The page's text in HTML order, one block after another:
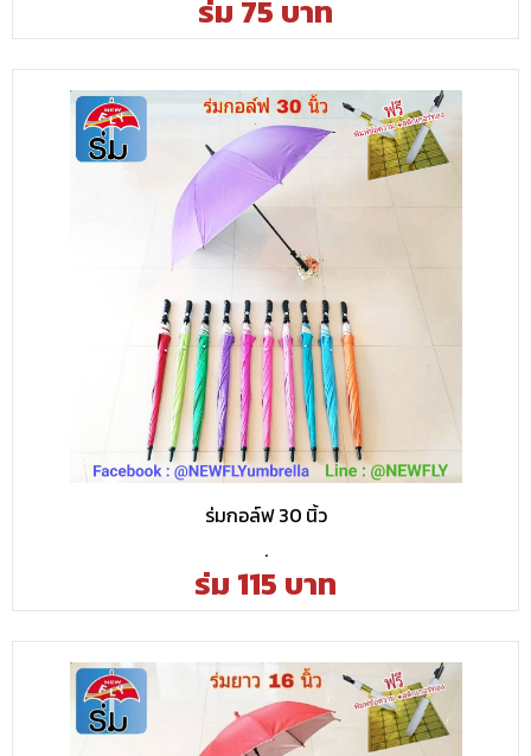
ร่ม 75 บาท
ร่มกอล์ฟ 30 นิ้ว
.
ร่ม 115 บาท